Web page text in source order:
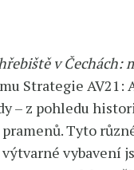
v Čechách:
Strategie AV21:
– z pohledu
Tyto
vybavení